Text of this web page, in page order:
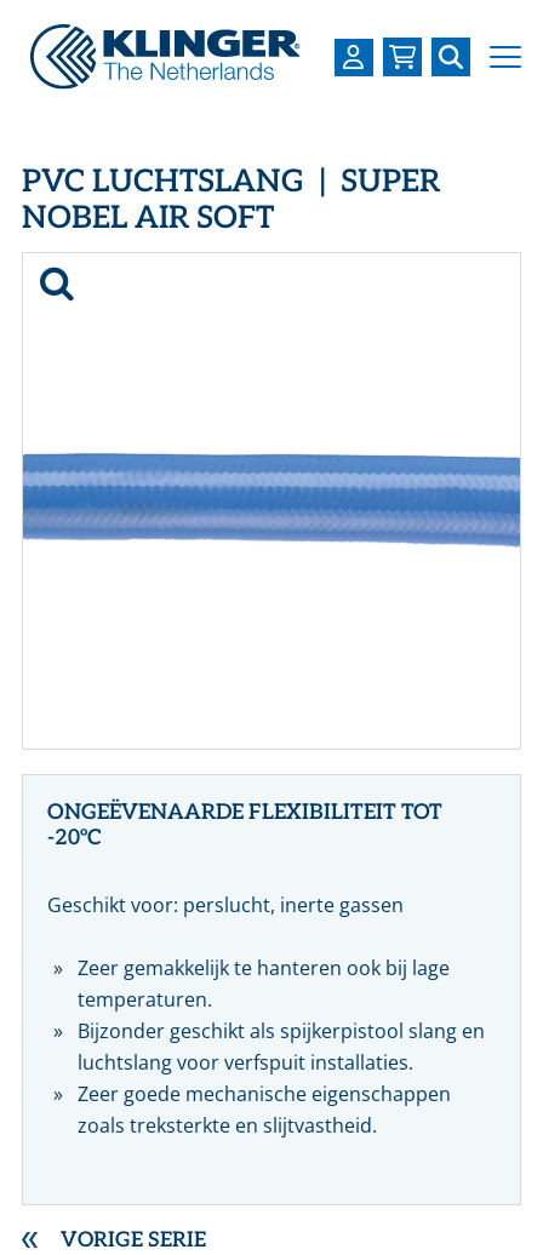
PRODUCTEN
INDUSTRIEËN
SERVICES
REGISTREREN
WERKEN BIJ
PVC LUCHTSLANG | SUPER
NOBEL AIR SOFT
ONGEËVENAARDE FLEXIBILITEIT TOT
-20ºC
Geschikt voor: perslucht, inerte gassen
Zeer gemakkelijk te hanteren ook bij lage
temperaturen.
Bijzonder geschikt als spijkerpistool slang en
luchtslang voor verfspuit installaties.
Zeer goede mechanische eigenschappen
zoals treksterkte en slijtvastheid.
VORIGE SERIE